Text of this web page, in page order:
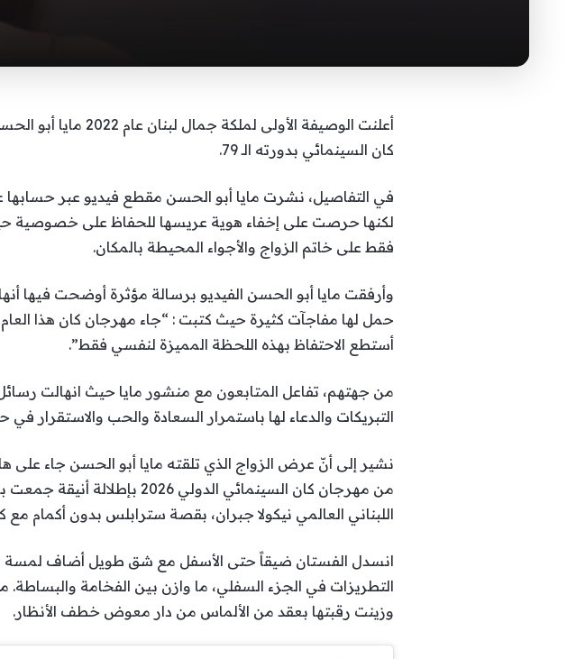
أعلنت الوصيفة
كان السينمائي بدورته الـ 79.
في التفاصيل، نشرت مايا أبو الحسن مقطع فيديو عبر
لكنها حرصت على إخفاء هوية عريسها للحفاظ على خصوصية
فقط على خاتم الزواج والأجواء المحيطة بالمكان.
وأرفقت مايا أبو الحسن الفيديو برسالة مؤثرة أوضحت فيها
حمل لها مفاجآت كثيرة حيث كتبت : “جاء مهرجان كان هذا العام
أستطع الاحتفاظ بهذه اللحظة المميزة لنفسي فقط”.
من جهتهم، تفاعل المتابعون مع منشور مايا حيث انهالت
التبريكات والدعاء لها باستمرار السعادة والحب والاستقرار في
من مهرجان كان السينمائي
اللبناني العالمي نيكولا جبران، بقصة سترابلس بدون أكمام
انسدل الفستان ضيقاً حتى الأسفل مع شق طويل أضاف لمسة من
التطريزات في الجزء السفلي، ما وازن بين الفخامة
وزينت رقبتها بعقد من الألماس من دار معوض خطف الأنظار.